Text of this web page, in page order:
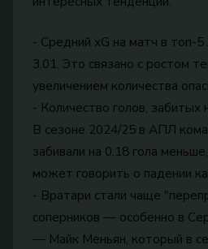
- Средний xG на матч в топ-5
3.01. Это связано с ростом
увеличением количества
- Количество голов, забитых
В сезоне 2024/25 в АПЛ
забивали на 0.18 гола
может говорить о падении
- Вратари стали чаще
соперников — особенно в
— Майк Меньян, который в